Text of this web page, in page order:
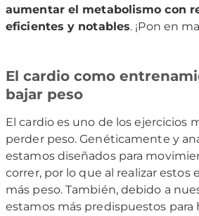
aumentar el metabolismo con
eficientes y notables. ¡Pon en
El cardio como
bajar peso
El cardio es uno de los ejercicios
perder peso. Genéticamente y
estamos diseñados para
correr, por lo que al realizar estos
más peso. También, debido a
estamos más predispuestos para